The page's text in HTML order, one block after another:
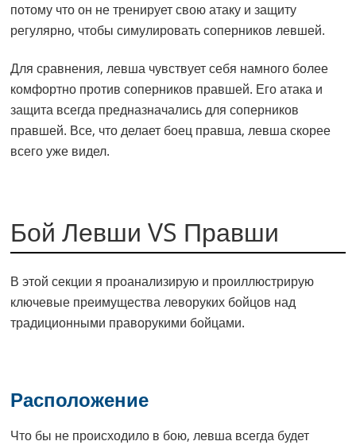
потому что он не тренирует свою атаку и защиту
регулярно, чтобы симулировать соперников левшей.
Для сравнения, левша чувствует себя намного более
комфортно против соперников правшей. Его атака и
защита всегда предназначались для соперников
правшей. Все, что делает боец правша, левша скорее
всего уже видел.
Бой Левши VS Правши
В этой секции я проанализирую и проиллюстрирую
ключевые преимущества леворуких бойцов над
традиционными праворукими бойцами.
Расположение
Что бы не происходило в бою, левша всегда будет